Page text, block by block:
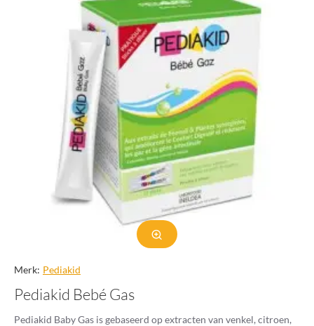
Merk: Pediakid
Pediakid Bebé Gas
Pediakid Baby Gas is gebaseerd op extracten van venkel, citroen,